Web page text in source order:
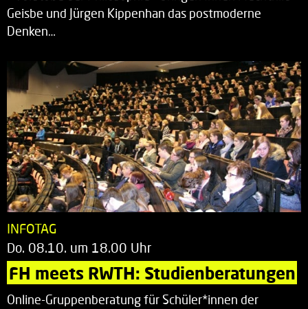
Geisbe und Jürgen Kippenhan das postmoderne
Denken…
INFOTAG
Do. 08.10. um 18.00 Uhr
FH meets RWTH: Studienberatungen
Online-Gruppenberatung für Schüler*innen der